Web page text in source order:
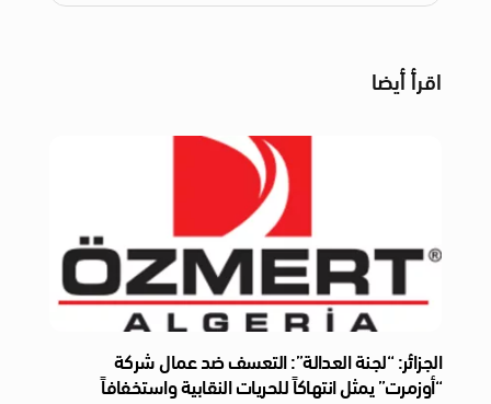
اقرأ أيضا
الجزائر: “لجنة العدالة”: التعسف ضد عمال شركة
“أوزمرت” يمثل انتهاكاً للحريات النقابية واستخفافاً